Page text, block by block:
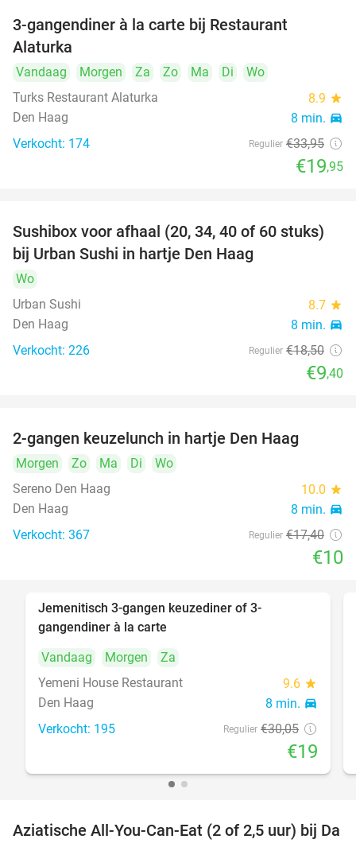
3-gangendiner à la carte bij Restaurant
Alaturka
Vandaag Morgen Za Zo Ma Di
Wo
Turks Restaurant Alaturka
8.9 star
Den Haag 8 min. directions_car
Verkocht: 174 Regulier €33,95
€19,95
49%
Sushibox voor afhaal (20, 34, 40 of 60 stuks)
bij Urban Sushi in hartje Den Haag
Wo
Urban Sushi
8.7 star
Den Haag 8 min. directions_car
Verkocht: 226 Regulier €18,50
€9,40
2-gangen keuzelunch in hartje Den Haag
Morgen Zo Ma Di
Wo
Sereno Den Haag
10.0 star
Den Haag 8 min. directions_car
Verkocht: 367 Regulier €17,40
€10
Jemenitisch 3-gangen keuzediner of 3-
gangendiner à la carte
Vandaag
Morgen
Za
Yemeni House Restaurant
9.6 star
Den Haag 8 min. directions_car
Verkocht: 195 Regulier €30,05
€19
30%
Aziatische All-You-Can-Eat (2 of 2,5 uur) bij Da